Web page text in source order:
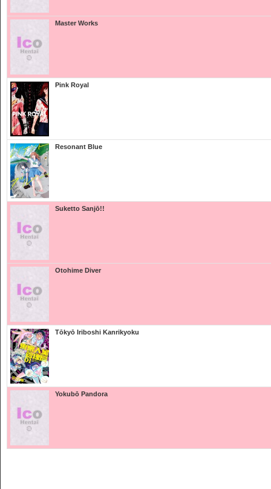
Master Works
Pink Royal
Resonant Blue
Suketto Sanjō!!
Otohime Diver
Tōkyō Iriboshi Kanrikyoku
Yokubō Pandora